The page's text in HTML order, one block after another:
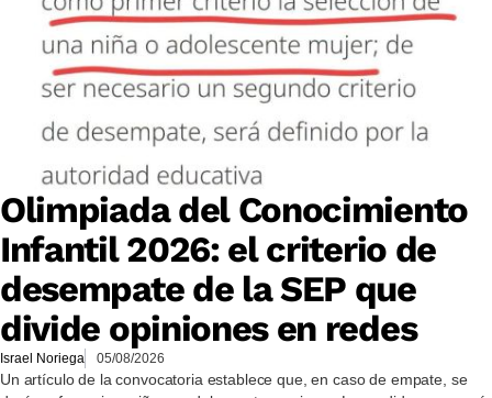
Olimpiada del Conocimiento
Infantil 2026: el criterio de
desempate de la SEP que
divide opiniones en redes
Israel Noriega 05/08/2026
Un artículo de la convocatoria establece que, en caso de empate, se